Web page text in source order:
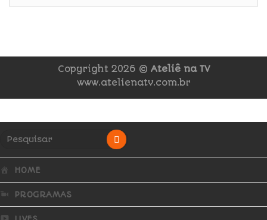
Copyright 2026 © Ateliê na TV
www.atelienatv.com.br
HOME
PROGRAMAS